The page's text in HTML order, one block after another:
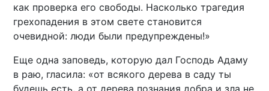
как проверка его свободы. Насколько трагедия
грехопадения в этом свете становится
очевидной: люди были предупреждены!»
Еще одна заповедь, которую дал Господь Адаму
в раю, гласила: «от всякого дерева в саду ты
будешь есть, а от дерева познания добра и зла не